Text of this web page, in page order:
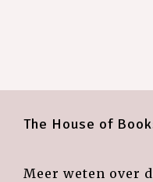
The House of
Meer weten over